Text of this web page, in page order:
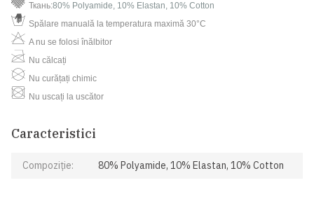
Ткань:80% Polyamide, 10% Elastan, 10% Cotton
Spălare manuală la temperatura maximă 30°C
A nu se folosi înălbitor
Nu călcați
Nu curățați chimic
Nu uscați la uscător
Caracteristici
Compoziție: 80% Polyamide, 10% Elastan, 10% Cotton